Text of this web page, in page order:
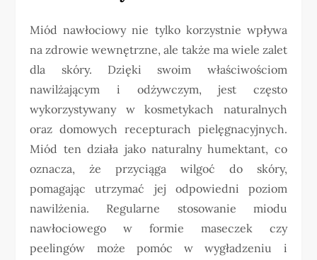
Miód nawłociowy nie tylko korzystnie wpływa
na zdrowie wewnętrzne, ale także ma wiele zalet
dla skóry. Dzięki swoim właściwościom
nawilżającym i odżywczym, jest często
wykorzystywany w kosmetykach naturalnych
oraz domowych recepturach pielęgnacyjnych.
Miód ten działa jako naturalny humektant, co
oznacza, że przyciąga wilgoć do skóry,
pomagając utrzymać jej odpowiedni poziom
nawilżenia. Regularne stosowanie miodu
nawłociowego w formie maseczek czy
peelingów może pomóc w wygładzeniu i